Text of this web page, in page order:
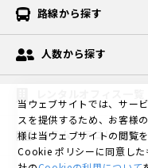
路線から探す
人数から探す
コラムカテゴリ一覧
当ウェブサイトでは、サー
スを提供するため、お客様
様は当ウェブサイトの閲覧
Cookie ポリシーに同意した